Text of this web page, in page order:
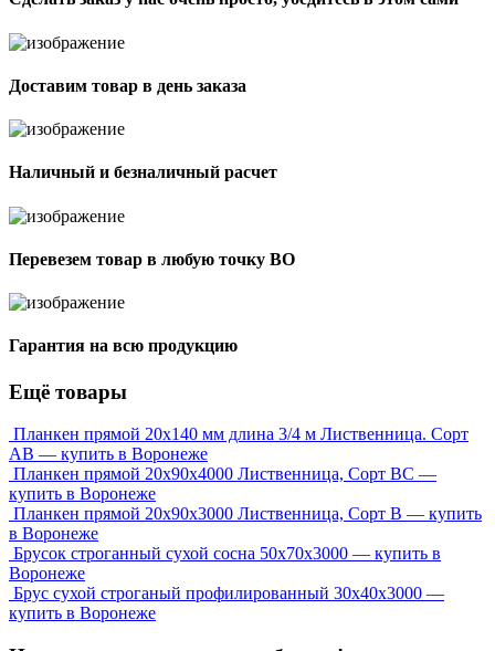
Доставим товар в день заказа
Наличный и безналичный расчет
Перевезем товар в любую точку ВО
Гарантия на всю продукцию
Ещё товары
Планкен прямой 20х140 мм длина 3/4 м Лиственница. Сорт
АВ — купить в Воронеже
Планкен прямой 20х90х4000 Лиственница, Сорт ВС —
купить в Воронеже
Планкен прямой 20х90х3000 Лиственница, Сорт В — купить
в Воронеже
Брусок строганный сухой сосна 50x70x3000 — купить в
Воронеже
Брус сухой строганый профилированный 30х40х3000 —
купить в Воронеже